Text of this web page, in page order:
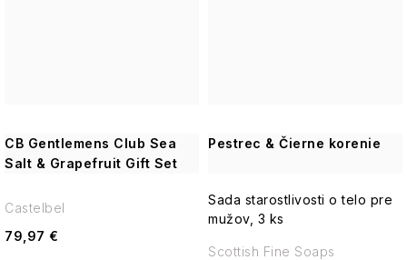
CB Gentlemens Club Sea
Salt & Grapefruit Gift Set
79,97 €
Castelbel
Pestrec & Čierne korenie
Sada starostlivosti o telo pre
mužov, 3 ks
Scottish Fine Soaps